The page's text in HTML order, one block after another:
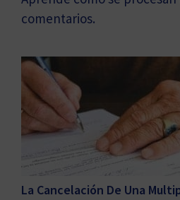
comentarios.
La Cancelación De Una